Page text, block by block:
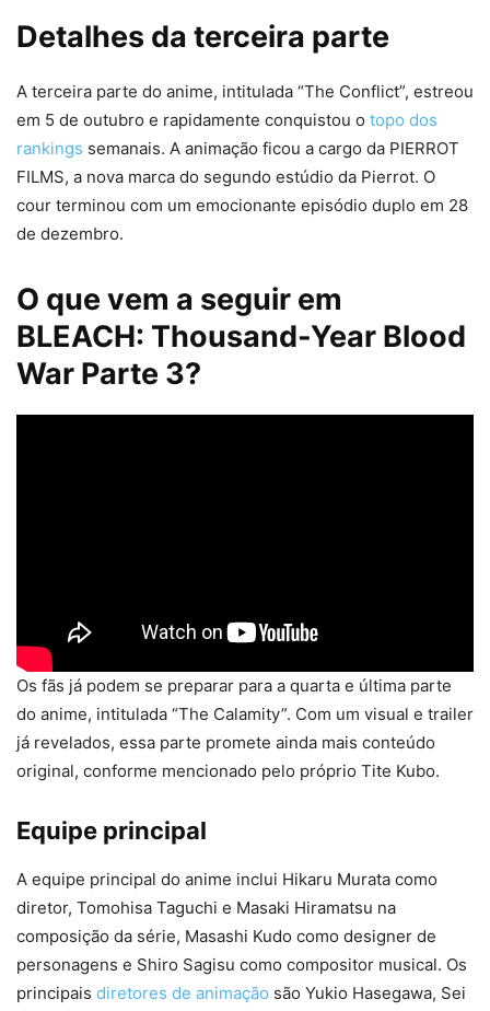
Detalhes da terceira parte
A terceira parte do anime, intitulada “The Conflict”, estreou
em 5 de outubro e rapidamente conquistou o topo dos
rankings semanais. A animação ficou a cargo da PIERROT
FILMS, a nova marca do segundo estúdio da Pierrot. O
cour terminou com um emocionante episódio duplo em 28
de dezembro.
O que vem a seguir em
BLEACH: Thousand-Year Blood
War Parte 3?
Os fãs já podem se preparar para a quarta e última parte
do anime, intitulada “The Calamity”. Com um visual e trailer
já revelados, essa parte promete ainda mais conteúdo
original, conforme mencionado pelo próprio Tite Kubo.
Equipe principal
A equipe principal do anime inclui Hikaru Murata como
diretor, Tomohisa Taguchi e Masaki Hiramatsu na
composição da série, Masashi Kudo como designer de
personagens e Shiro Sagisu como compositor musical. Os
principais diretores de animação são Yukio Hasegawa, Sei